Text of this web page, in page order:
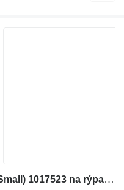
Motor Liebherr Engine Hood (Small) 1017523 na rýpadla Liebherr R956 / R936 LC / R936 NLC / R960 / R956 LC